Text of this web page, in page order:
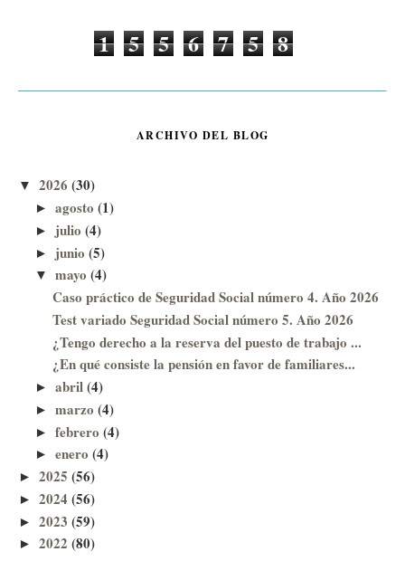
1 5 5 6 7 5 8
ARCHIVO DEL BLOG
▼ 2026 (30)
► agosto (1)
► julio (4)
► junio (5)
▼ mayo (4)
Caso práctico de Seguridad Social número 4. Año 2026
Test variado Seguridad Social número 5. Año 2026
¿Tengo derecho a la reserva del puesto de trabajo ...
¿En qué consiste la pensión en favor de familiares...
► abril(4)
► marzo (4)
► febrero (4)
► enero (4)
► 2025 (56)
► 2024 (56)
► 2023 (59)
► 2022 (80)